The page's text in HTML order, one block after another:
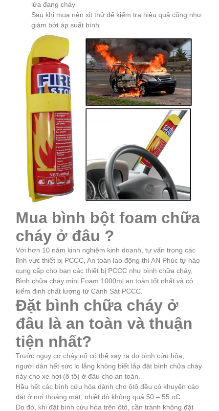
lửa đang cháy
Sau khi mua nên xịt thử để kiểm tra hiệu quả cũng như
giảm bớt áp suất bình.
Mua bình bột foam chữa
cháy ở đâu ?
Với hơn 10 năm kinh nghiệm kinh doanh, tư vấn trong các
lĩnh vực thiết bị PCCC, An toàn lao động thì AN Phúc tự hào
cung cấp cho bạn các thiết bị PCCC như bình chữa cháy,
Bình chữa cháy mini Foam 1000ml an toàn tốt nhất và có
kiểm định chất lượng từ Cảnh Sát PCCC.
Đặt bình chữa cháy ở
đâu là an toàn và thuận
tiện nhất?
Trước nguy cơ cháy nổ có thể xay ra do bình cứu hỏa,
người dân hết sức lo lắng không biết lắp đặt bình chữa cháy
này cho xe hơi (ô tô) ở đâu cho an toàn.
Hầu hết các bình cứu hỏa dành cho ôtô đều có khuyến cáo
đặt ở nơi thoáng mát, nhiệt độ không quá 50 – 55 oC.
Do đó, khi đặt bình cứu hỏa trên ôtô, cần tránh không đặt